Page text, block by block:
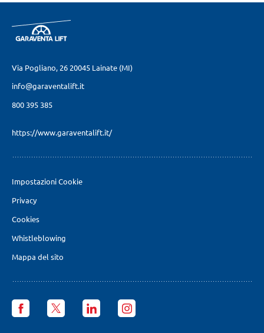
Via Pogliano, 26 20045 Lainate (MI)
info@garaventalift.it
800 395 385
https://www.garaventalift.it/
Impostazioni Cookie
Privacy
Cookies
Whistleblowing
Mappa del sito
Garaventa
Lift
Garaventa
Lift
Garaventa
Lift
Garaventa
Lift